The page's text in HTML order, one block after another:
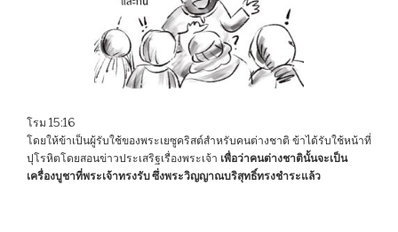
โรม 15:16
โดยให้ข้าเป็นผู้รับใช้ของพระเยซูคริสต์สำหรับคนต่างชาติ ข้าได้รับใช้หน้าที่
ปุโรหิตโดยสอนข่าวประเสริฐเรื่องพระเจ้า เพื่อว่าคนต่างชาตินั้นจะเป็น
เครื่องบูชาที่พระเจ้าทรงรับ ซึ่งพระวิญญาณบริสุทธิ์ทรงชำระแล้ว